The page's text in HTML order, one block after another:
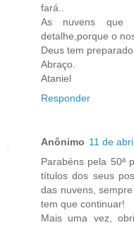
fará..
As nuvens que
detalhe,porque o
Deus tem
Abraço.
Ataniel
Responder
Anônimo 11 de
Parabéns pela 50ª
títulos dos seus
das nuvens,
tem que continuar!
Mais uma vez,